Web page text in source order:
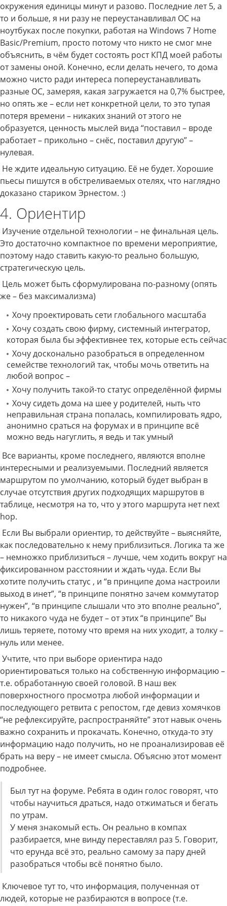
окружения единицы минут и разово. Последние лет 5, а
то и больше, я ни разу не переустанавливал ОС на
ноутбуках после покупки, работая на Windows 7 Home
Basic/Premium, просто потому что никто не смог мне
объяснить, в чём будет состоять рост КПД моей работы
от замены оной. Конечно, если делать нечего, то дома
можно чисто ради интереса попереустанавливать
разные ОС, замеряя, какая загружается на 0,7% быстрее,
но опять же – если нет конкретной цели, то это тупая
потеря времени – никаких знаний от этого не
образуется, ценность мыслей вида “поставил – вроде
работает – прикольно – снёс, поставил другую” –
нулевая.
Не ждите идеальную ситуацию. Её не будет. Хорошие
пьесы пишутся в обстреливаемых отелях, что наглядно
доказано стариком Эрнестом. :)
4. Ориентир
Изучение отдельной технологии – не финальная цель.
Это достаточно компактное по времени мероприятие,
поэтому надо ставить какую-то реально большую,
стратегическую цель.
Цель может быть сформулирована по-разному (опять
же – без максимализма)
Хочу проектировать сети глобального масштаба
Хочу создать свою фирму, системный интегратор,
которая была бы эффективнее тех, которые есть сейчас
Хочу досконально разобраться в определенном
семействе технологий так, чтобы мочь ответить на
любой вопрос –
Хочу получить такой-то статус определённой фирмы
Хочу сидеть дома на шее у родителей, ныть что
неправильная страна попалась, компилировать ядро,
анонимно сраться на форумах и в принципе всё
можно ведь нагуглить, я ведь и так умный
Все варианты, кроме последнего, являются вполне
интересными и реализуемыми. Последний является
маршрутом по умолчанию, который будет выбран в
случае отсутствия других подходящих маршрутов в
таблице, несмотря на то, что у этого маршрута нет next
hop.
Если Вы выбрали ориентир, то действуйте – выясняйте,
как последовательно к нему приблизиться. Логика та же
– немножко приблизиться – лучше, чем ходить вокруг на
фиксированном расстоянии и ждать чуда. Если Вы
хотите получить статус , и “в принципе дома настроили
выход в инет”, “в принципе понятно зачем коммутатор
нужен”, “в принципе слышали что это вполне реально”,
то никакого чуда не будет – от этих “в принципе” Вы
лишь теряете, потому что время на них уходит, а толку –
нуль или менее.
Учтите, что при выборе ориентира надо
ориентироваться только на собственную информацию –
т.е. обработанную своей головой. В наш век
поверхностного просмотра любой информации и
последующего ретвита с репостом, где девиз хомячков
“не рефлексируйте, распространяйте” этот навык очень
важно сохранить и прокачать. Конечно, откуда-то эту
информацию надо получить, но не проанализировав её
брать на веру – не имеет смысла. Объясню этот момент
подробнее.
Был тут на форуме. Ребята в один голос говорят, что
чтобы научиться драться, надо отжиматься и бегать
по утрам.
У меня знакомый есть. Он реально в компах
разбирается, мне винду переставлял раз 5. Говорит,
что ерунда всё это, реально самому за пару дней
разобраться чтобы всё понятно было.
Ключевое тут то, что информация, полученная от
людей, которые не разбираются в вопросе (т.е.